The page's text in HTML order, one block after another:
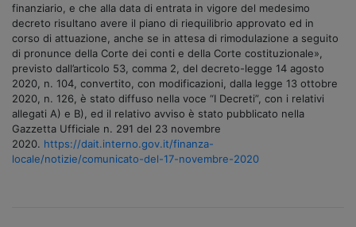
finanziario, e che alla data di entrata in vigore del medesimo
decreto risultano avere il piano di riequilibrio approvato ed in
corso di attuazione, anche se in attesa di rimodulazione a seguito
di pronunce della Corte dei conti e della Corte costituzionale»,
previsto dall’articolo 53, comma 2, del decreto-legge 14 agosto
2020, n. 104, convertito, con modificazioni, dalla legge 13 ottobre
2020, n. 126, è stato diffuso nella voce “I Decreti”, con i relativi
allegati A) e B), ed il relativo avviso è stato pubblicato nella
Gazzetta Ufficiale n. 291 del 23 novembre
2020. https://dait.interno.gov.it/finanza-
locale/notizie/comunicato-del-17-novembre-2020